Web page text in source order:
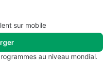
sur mobile
au niveau mondial.